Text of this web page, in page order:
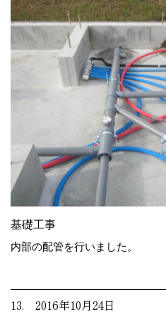
基礎工事
内部の配管を行いました。
13. 2016年10月24日